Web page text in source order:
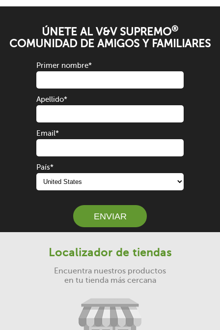
ÚNETE AL V&V SUPREMO®
COMUNIDAD DE AMIGOS Y FAMILIARES
Primer nombre*
Apellido*
Email*
País*
Localizador de tiendas
Encuentra nuestros productos
en tu tienda más cercana